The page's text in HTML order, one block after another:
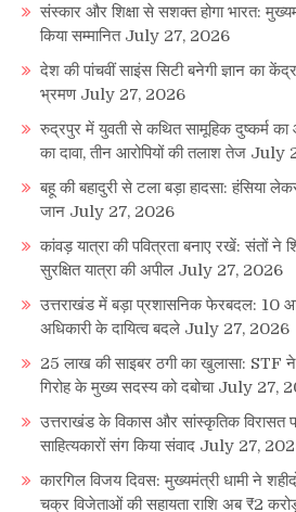
संस्कार और शिक्षा से सशक्त होगा भारत:
किया सम्मानित July 27, 2026
देश की पांचवीं साइंस सिटी बनेगी ज्ञान का
भ्रमण July 27, 2026
रुद्रपुर में युवती से कथित सामूहिक दुष्कर्म का
का दावा, तीन आरोपियों की तलाश तेज July
बहू की बहादुरी से टला बड़ा हादसा: हंसिया
जान July 27, 2026
कांवड़ यात्रा की पवित्रता बनाए रखें: संतों
सुरक्षित यात्रा की अपील July 27, 2026
उत्तराखंड में बड़ा प्रशासनिक फेरबदल:
अधिकारी के दायित्व बदले July 27, 2026
25 लाख की साइबर ठगी का खुलासा: STF ने
गिरोह के मुख्य सदस्य को दबोचा July 27,
उत्तराखंड के विकास और सांस्कृतिक विरासत
साहित्यकारों संग किया संवाद July 27,
कारगिल विजय दिवस: मुख्यमंत्री धामी ने
चक्र विजेताओं की सहायता राशि अब ₹2